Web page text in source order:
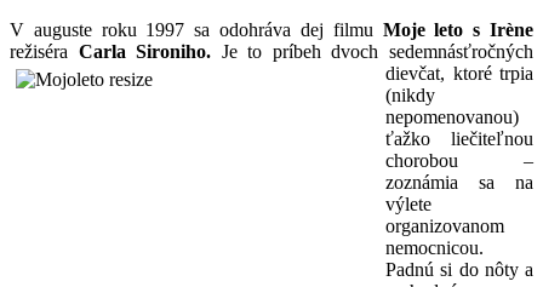
V auguste roku 1997 sa odohráva dej filmu Moje leto s Irène
režiséra Carla Sironiho. Je to príbeh dvoch sedemnásťročných
dievčat, ktoré trpia
(nikdy
nepomenovanou)
ťažko liečiteľnou
chorobou –
zoznámia sa na
výlete
organizovanom
nemocnicou.
Padnú si do nôty a